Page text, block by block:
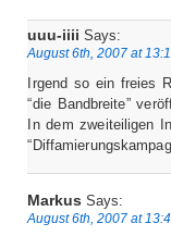
uuu-iiii Says:
August 6th, 2007 at
Irgend so ein freies
“die Bandbreite”
In dem zweiteiligen
Markus Says:
August 6th, 2007 at